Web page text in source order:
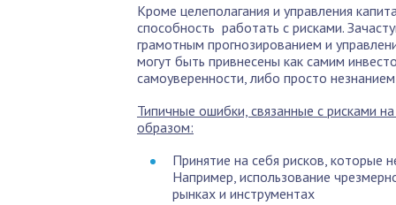
Кроме целеполагания и управления
способность работать с рисками.
грамотным прогнозированием и
могут быть привнесены как самим
самоуверенности, либо просто
Типичные ошибки, связанные с рисками
образом:
Принятие на себя рисков, которые
Например, использование
рынках и инструментах